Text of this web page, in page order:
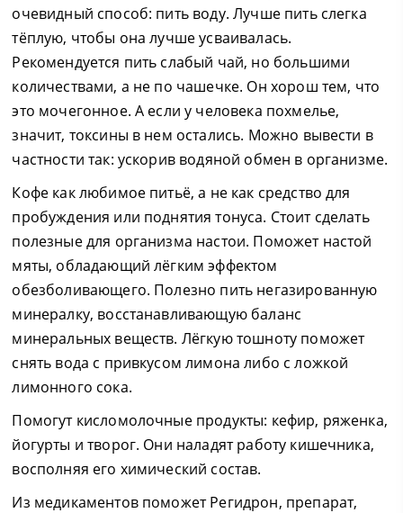
очевидный способ: пить воду. Лучше пить слегка
тёплую, чтобы она лучше усваивалась.
Рекомендуется пить слабый чай, но большими
количествами, а не по чашечке. Он хорош тем, что
это мочегонное. А если у человека похмелье,
значит, токсины в нем остались. Можно вывести в
частности так: ускорив водяной обмен в организме.
Кофе как любимое питьё, а не как средство для
пробуждения или поднятия тонуса. Стоит сделать
полезные для организма настои. Поможет настой
мяты, обладающий лёгким эффектом
обезболивающего. Полезно пить негазированную
минералку, восстанавливающую баланс
минеральных веществ. Лёгкую тошноту поможет
снять вода с привкусом лимона либо с ложкой
лимонного сока.
Помогут кисломолочные продукты: кефир, ряженка,
йогурты и творог. Они наладят работу кишечника,
восполняя его химический состав.
Из медикаментов поможет Регидрон, препарат,